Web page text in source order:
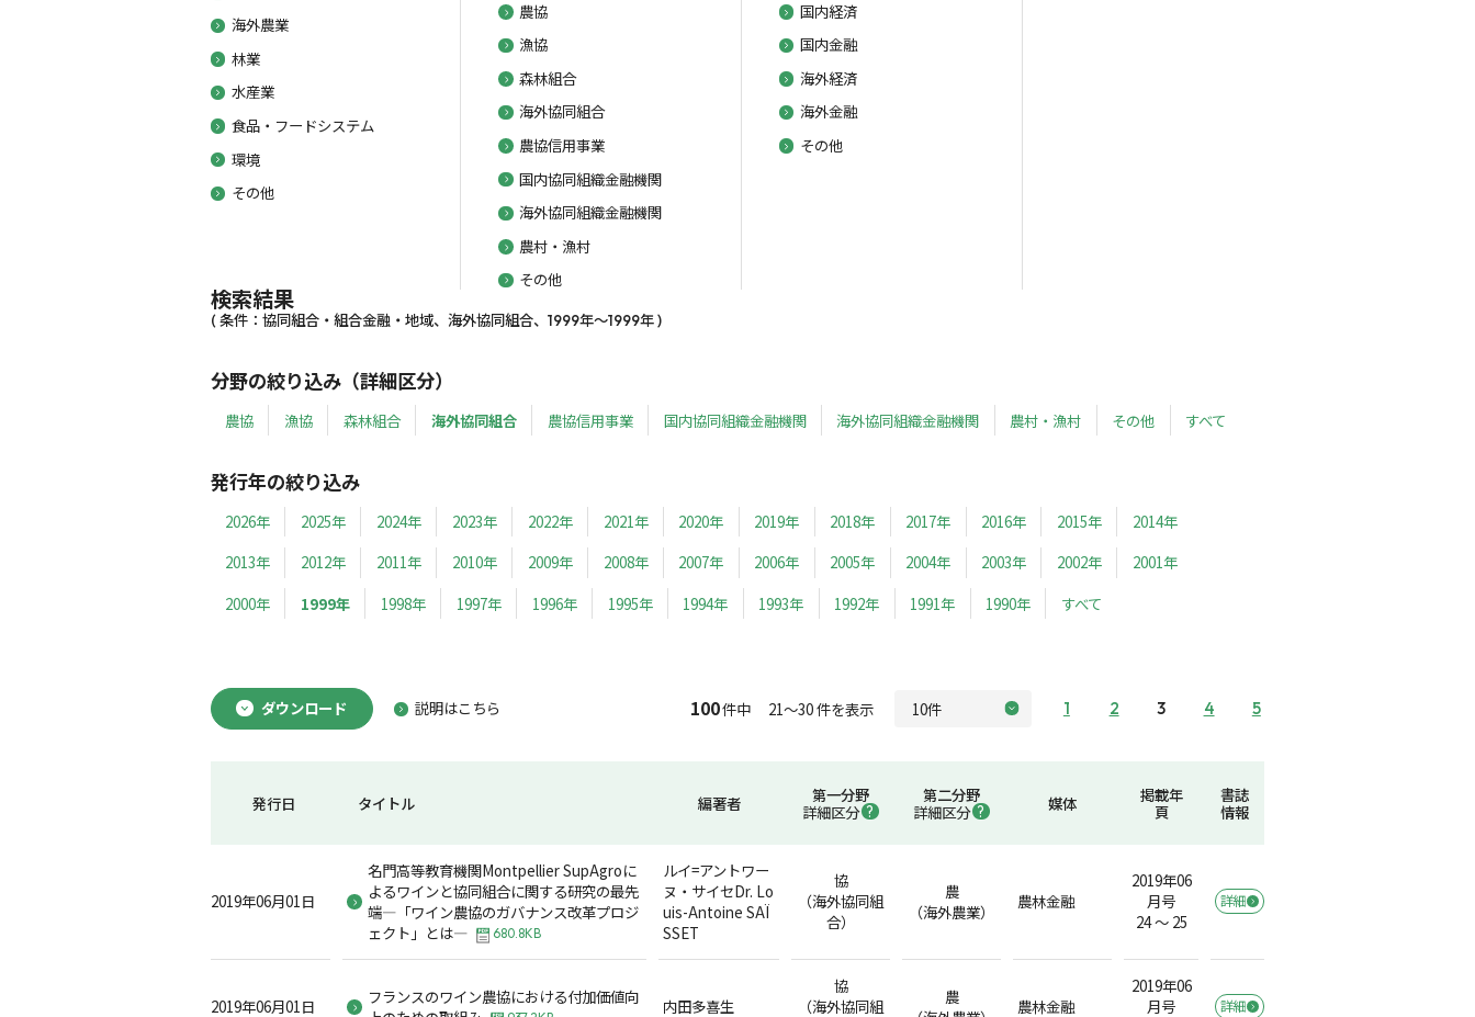
海外農業
林業
水産業
食品・フードシステム
環境
その他
農協
漁協
森林組合
海外協同組合
農協信用事業
国内協同組織金融機関
海外協同組織金融機関
農村・漁村
その他
国内経済
国内金融
海外経済
海外金融
その他
検索結果
( 条件：協同組合・組合金融・地域、海外協同組合、1999年～1999年 )
分野の絞り込み（詳細区分）
農協 漁協 森林組合 海外協同組合 農協信用事業 国内協同組織金融機関 海外協同組織金融機関 農村・漁村 その他 すべて
発行年の絞り込み
2026年 2025年 2024年 2023年 2022年 2021年 2020年 2019年 2018年 2017年 2016年 2015年
2014年
2013年
2012年 2011年 2010年 2009年 2008年 2007年 2006年 2005年 2004年 2003年 2002年
2001年
2000年
1999年 1998年 1997年 1996年 1995年 1994年 1993年 1992年 1991年 1990年 すべて
ダウンロード 説明はこちら 100件中 21～30 件を表示 1 2 3 4 5
発行日 タイトル 編著者
第一分野
詳細区分
第二分野
詳細区分
媒体
掲載年
頁
書誌
情報
2019年06月01日
名門高等教育機関Montpellier SupAgroに
よるワインと協同組合に関する研究の最先
端―「ワイン農協のガバナンス改革プロジ
ェクト」とは―
680.8KB
ルイ=アントワー
ヌ・サイセDr. Lo
uis-Antoine SAÏ
SSET
協
（海外協同組
合）
農
（海外農業）
農林金融
2019年06
月号
24 ～ 25
詳細
2019年06月01日
フランスのワイン農協における付加価値向
内田多喜生
協
（海外協同組
農
農林金融
2019年06
月号
詳細